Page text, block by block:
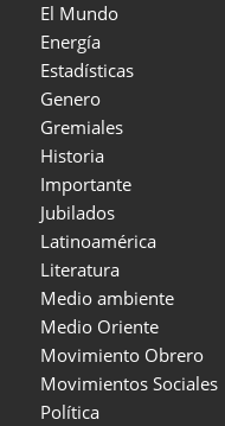
El Mundo
Energía
Estadísticas
Genero
Gremiales
Historia
Importante
Jubilados
Latinoamérica
Literatura
Medio ambiente
Medio Oriente
Movimiento Obrero
Movimientos Sociales
Política